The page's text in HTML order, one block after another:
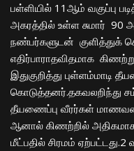
பள்ளியில் 11ஆம் வகுப்பு
அகரத்தில் உள்ள சுமார் 90
நண்பர்களுடன் குளித்துக்
எதிர்பாராதவிதமாக
இதுகுறித்து புள்ளம்மாடி
கொடுத்தனர்.தகவலறிந்து
தீயணைப்பு வீரர்கள்
ஆனால் கிணற்றில்
மீட்பதில் சிரமம்